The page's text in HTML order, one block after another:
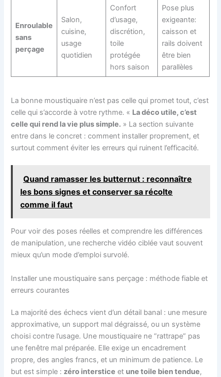
Enroulable
sans
perçage
Salon,
cuisine,
usage
quotidien
Confort
d’usage,
discrétion,
toile
protégée
hors saison
Pose plus
exigeante:
caisson et
rails doivent
être bien
parallèles
La bonne moustiquaire n’est pas celle qui promet tout, c’est
celle qui s’accorde à votre rythme. « La déco utile, c’est
celle qui rend la vie plus simple. » La section suivante
entre dans le concret : comment installer proprement, et
surtout comment éviter les erreurs qui ruinent l’efficacité.
Quand ramasser les butternut : reconnaître
les bons signes et conserver sa récolte
comme il faut
Pour voir des poses réelles et comprendre les différences
de manipulation, une recherche vidéo ciblée vaut souvent
mieux qu’un mode d’emploi survolé.
Installer une moustiquaire sans perçage : méthode fiable et
erreurs courantes
La majorité des échecs vient d’un détail banal : une mesure
approximative, un support mal dégraissé, ou un système
choisi contre l’usage. Une moustiquaire ne “rattrape” pas
une fenêtre mal préparée. Elle exige un encadrement
propre, des angles francs, et un minimum de patience. Le
but est simple : zéro interstice et une toile bien tendue,